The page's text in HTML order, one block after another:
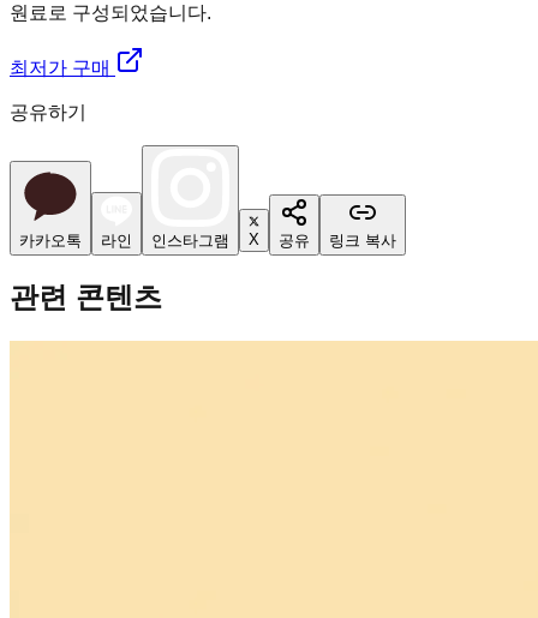
원료로 구성되었습니다.
최저가 구매
공유하기
카카오톡 라인 인스타그램 X 공유 링크 복사
관련 콘텐츠